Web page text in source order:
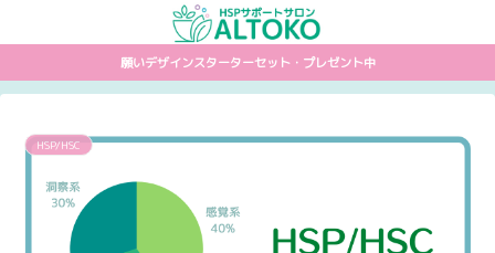
願いデザインスターターセット・プレゼント中
HSP/HSC